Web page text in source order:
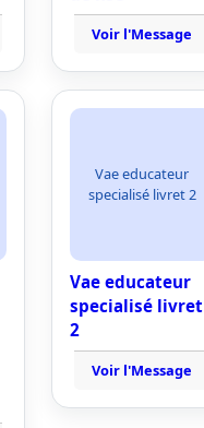
Voir l'Message
Vae educateur
specialisé livret 2
Vae educateur
specialisé livret
2
Voir l'Message